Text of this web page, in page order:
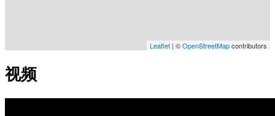
Leaflet | ©OpenStreetMapcontributors
视频